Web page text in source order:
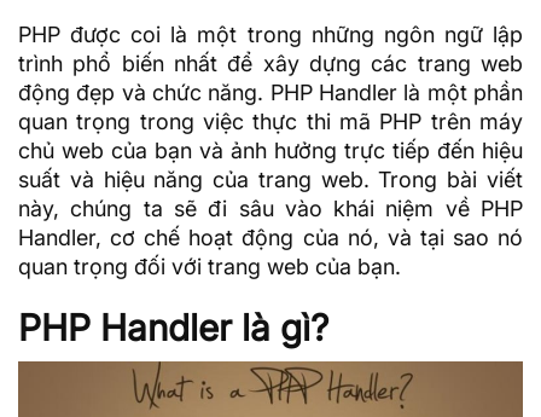
PHP được coi là một trong những ngôn ngữ lập
trình phổ biến nhất để xây dựng các trang web
động đẹp và chức năng. PHP Handler là một phần
quan trọng trong việc thực thi mã PHP trên máy
chủ web của bạn và ảnh hưởng trực tiếp đến hiệu
suất và hiệu năng của trang web. Trong bài viết
này, chúng ta sẽ đi sâu vào khái niệm về PHP
Handler, cơ chế hoạt động của nó, và tại sao nó
quan trọng đối với trang web của bạn.
PHP Handler là gì?